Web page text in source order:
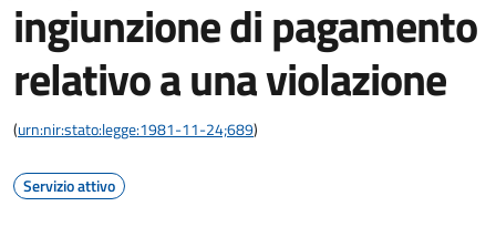
ingiunzione di pagamento
relativo a una violazione
(urn:nir:stato:legge:1981-11-24;689)
Servizio attivo